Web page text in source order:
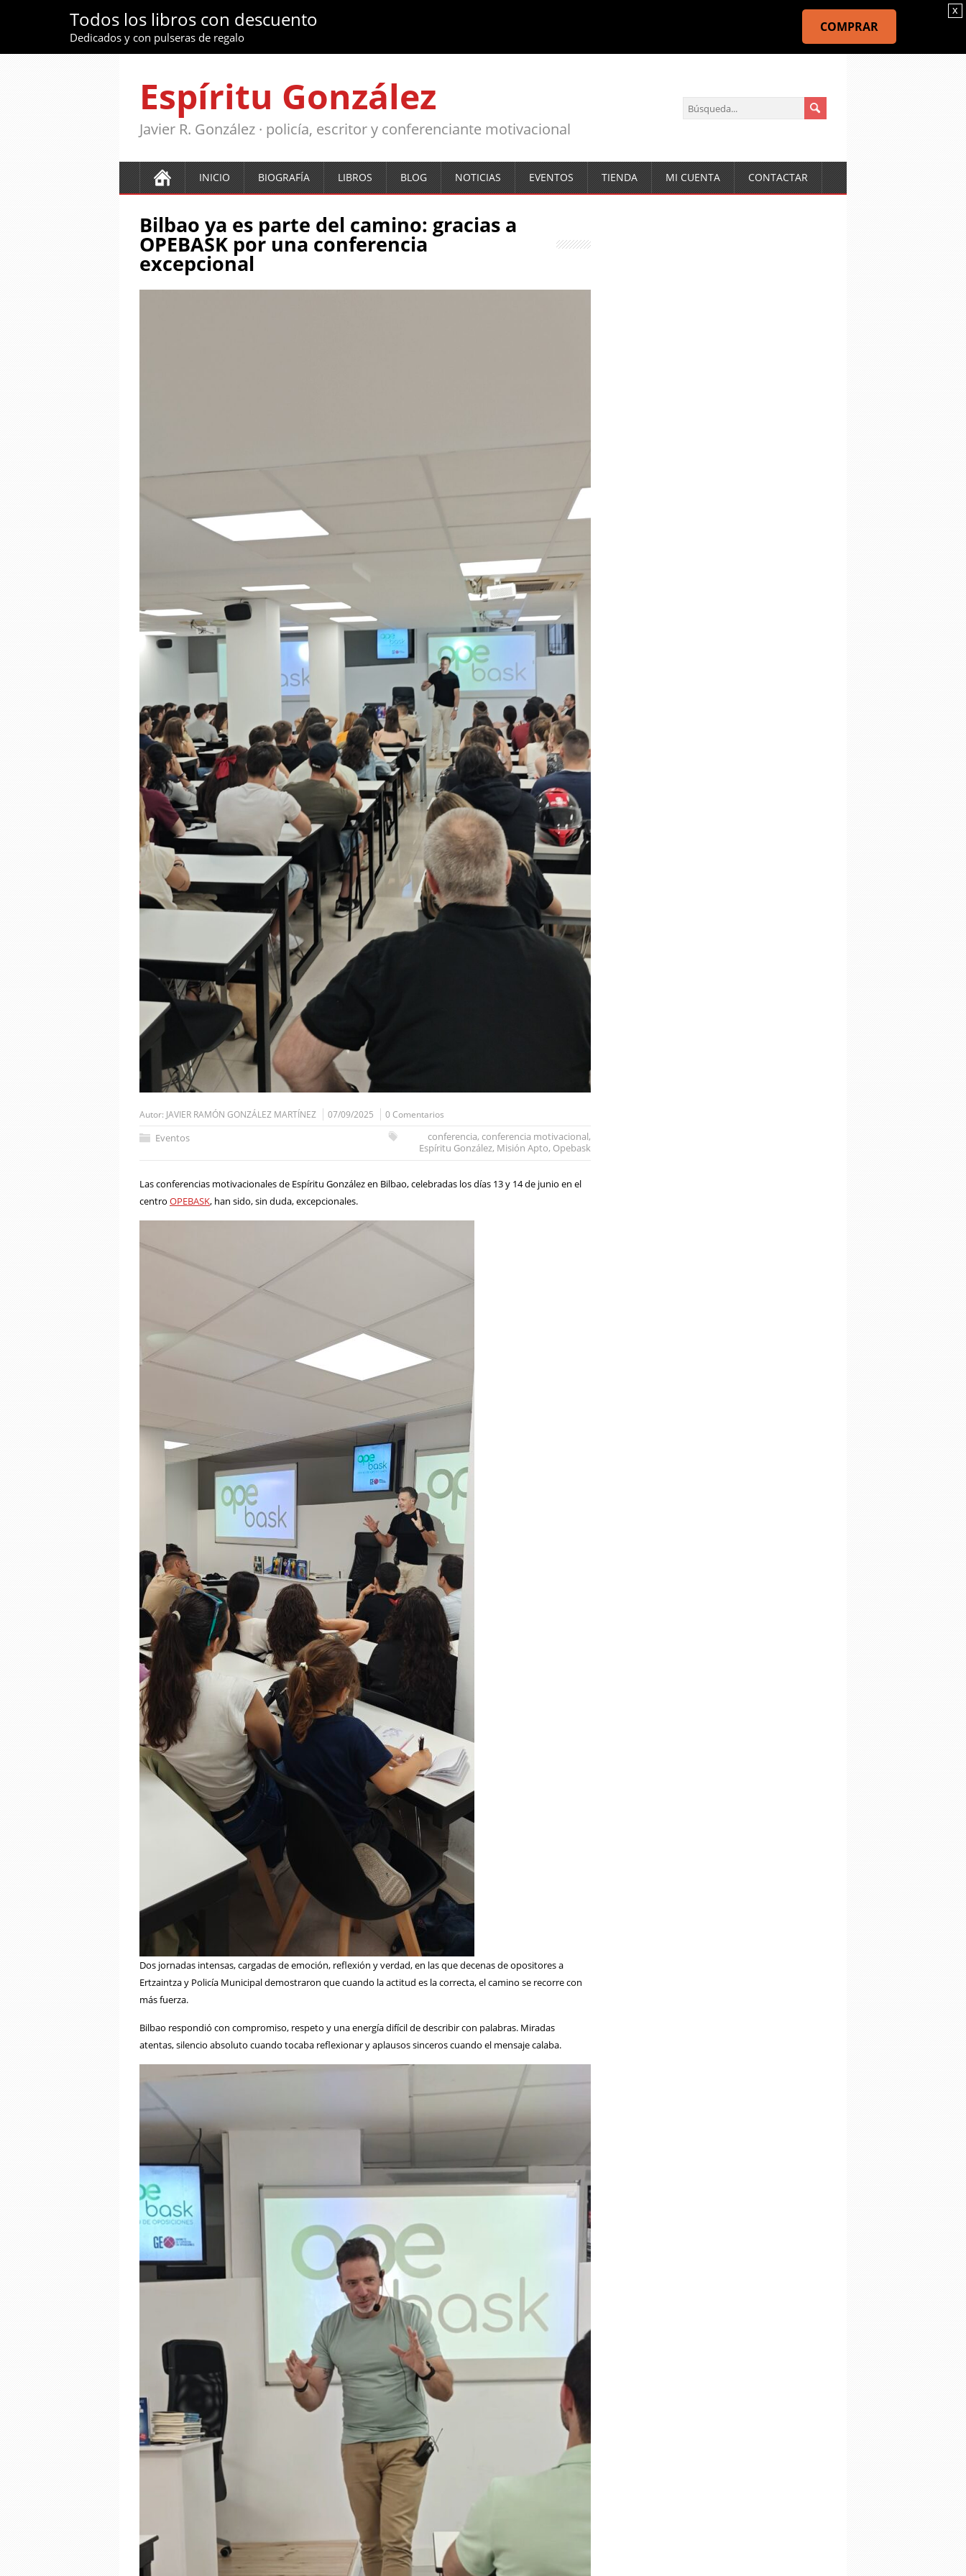
Espíritu González
Javier R. González · policía, escritor y conferenciante motivacional
INICIO BIOGRAFÍA LIBROS BLOG NOTICIAS EVENTOS TIENDA MI CUENTA CONTACTAR
Bilbao ya es parte del camino: gracias a
OPEBASK por una conferencia
excepcional
Autor: JAVIER RAMÓN GONZÁLEZ MARTÍNEZ 07/09/2025 0 Comentarios
Eventos conferencia, conferencia motivacional,
Espíritu González, Misión Apto, Opebask
Las conferencias motivacionales de Espíritu González en Bilbao, celebradas los días 13 y 14 de junio en el
centro OPEBASK, han sido, sin duda, excepcionales.
Dos jornadas intensas, cargadas de emoción, reflexión y verdad, en las que decenas de opositores a
Ertzaintza y Policía Municipal demostraron que cuando la actitud es la correcta, el camino se recorre con
más fuerza.
Bilbao respondió con compromiso, respeto y una energía difícil de describir con palabras. Miradas
atentas, silencio absoluto cuando tocaba reflexionar y aplausos sinceros cuando el mensaje calaba.
Todos los libros con descuento
Dedicados y con pulseras de regalo
COMPRAR
x